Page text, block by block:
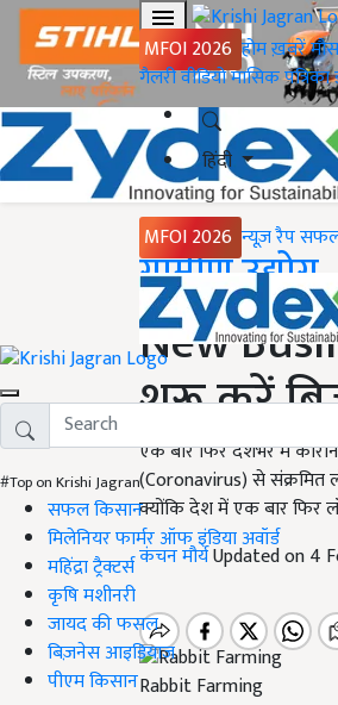
MFOI 2026 होमख़बरें
गैलरीवीडियोमासिक पत्रिका
हिंदी
MFOI 2026 न्यूज़ रैप
#Top on Krishi Jagran
सफल किसान
मिलेनियर फार्मर ऑफ इंडिया अवॉर्ड
महिंद्रा ट्रैक्टर्स
कृषि मशीनरी
जायद की फसल
बिज़नेस आइडियाज
पीएम किसान
Home
ग्रामीण उद्योग
New
शुरू करें
एक बार फिर देशभर में
(Coronavirus) से संक्रमित
क्योंकि देश में एक बार फिर
कंचन मौर्यUpdated on 4
Rabbit Farming